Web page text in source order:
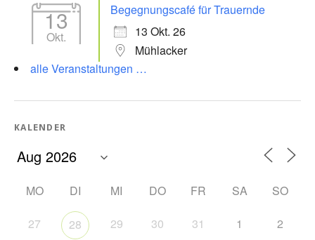
13
Okt.
Begegnungscafé für Trauernde
13 Okt. 26
Mühlacker
alle Veranstaltungen …
KALENDER
MO DI MI DO FR SA SO
27 28 29 30 31 1 2